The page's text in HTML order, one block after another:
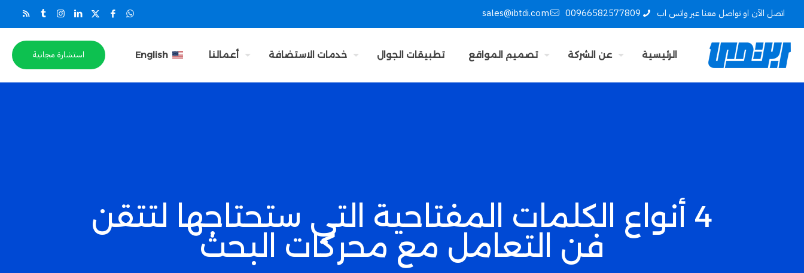
اتصل الآن او تواصل معنا عبر واتس اب 00966582577809
sales@ibtdi.com
الرئيسية عن الشركة تصميم المواقع تطبيقات الجوال خدمات الاستضافة أعمالنا English استشارة مجانية
4 أنواع الكلمات المفتاحية التي ستحتاجها لتتقن
فن التعامل مع محركات البحث